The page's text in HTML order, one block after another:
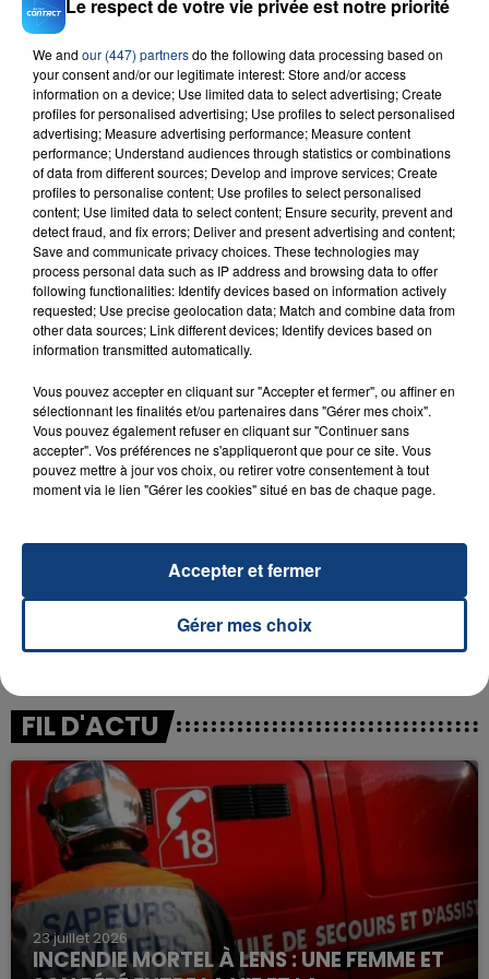
RADIO CONTACT
FIL D'ACTU
23 juillet 2026
INCENDIE MORTEL À LENS : UNE FEMME ET
Le respect de votre vie privée est notre priorité
We and our (447) partnersdo the following data processing based on
your consent and/or our legitimate interest: Store and/or access
information on a device; Use limited data to select advertising; Create
profiles for personalised advertising; Use profiles to select personalised
advertising; Measure advertising performance; Measure content
performance; Understand audiences through statistics or combinations
of data from different sources; Develop and improve services; Create
profiles to personalise content; Use profiles to select personalised
content; Use limited data to select content; Ensure security, prevent and
detect fraud, and fix errors; Deliver and present advertising and content;
Save and communicate privacy choices. These technologies may
process personal data such as IP address and browsing data to offer
following functionalities: Identify devices based on information actively
requested; Use precise geolocation data; Match and combine data from
other data sources; Link different devices; Identify devices based on
information transmitted automatically.
Vous pouvez accepter en cliquant sur "Accepter et fermer", ou affiner en
sélectionnant les finalités et/ou partenaires dans "Gérer mes choix".
Vous pouvez également refuser en cliquant sur "Continuer sans
accepter". Vos préférences ne s'appliqueront que pour ce site. Vous
pouvez mettre à jour vos choix, ou retirer votre consentement à tout
moment via le lien "Gérer les cookies" situé en bas de chaque page.
Gérer mes choix
Accepter et fermer